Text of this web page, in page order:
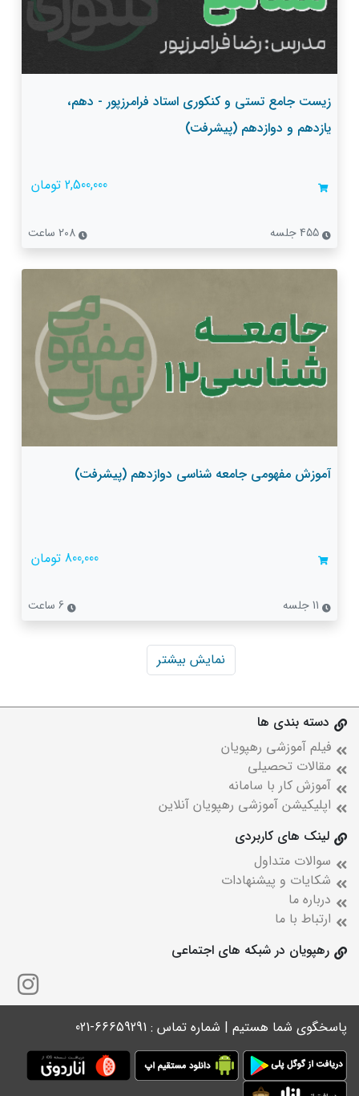
زیست جامع تستی و کنکوری استاد فرامرزپور - دهم،
یازدهم و دوازدهم (پیشرفت)
2,500,000 تومان
آموزش مفهومی جامعه شناسی دوازدهم (پیشرفت)
800,000 تومان
نمایش بیشتر
دسته بندی ها
فیلم آموزشی رهپویان
مقالات تحصیلی
آموزش کار با سامانه
اپلیکیشن آموزشی رهپویان آنلاین
لینک های کاربردی
سوالات متداول
شکایات و پیشنهادات
درباره ما
ارتباط با ما
رهپویان در شبکه های اجتماعی
پاسخگوی شما هستیم | شماره تماس : 66659291-021